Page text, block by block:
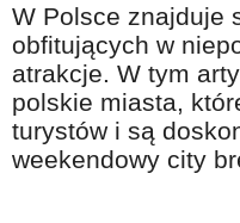
Na wesoło
Hobby i pasje
Żyj aktywnie
60plus - najcenniejsi
W Polsce znajduje
obfitujących w
atrakcje. W tym
polskie miasta,
turystów i są
weekendowy city